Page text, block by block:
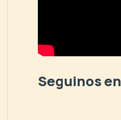
r
:
Seguinos en